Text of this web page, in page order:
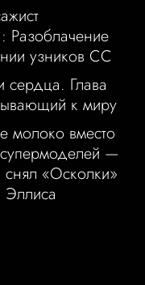
Разоблачение
узников СС
Глава
к миру
молоко вместо
—
«Осколки»
Эллиса